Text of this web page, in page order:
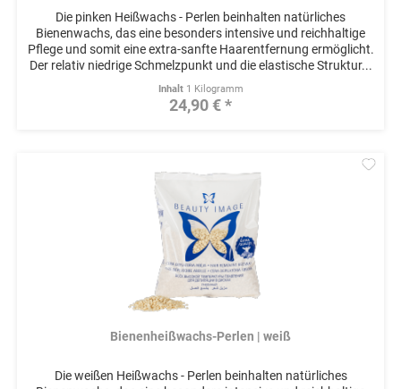
Die pinken Heißwachs - Perlen beinhalten natürliches
Bienenwachs, das eine besonders intensive und reichhaltige
Pflege und somit eine extra-sanfte Haarentfernung ermöglicht.
Der relativ niedrige Schmelzpunkt und die elastische Struktur...
Inhalt 1 Kilogramm
24,90 € *
Bienenheißwachs-Perlen | weiß
Die weißen Heißwachs - Perlen beinhalten natürliches